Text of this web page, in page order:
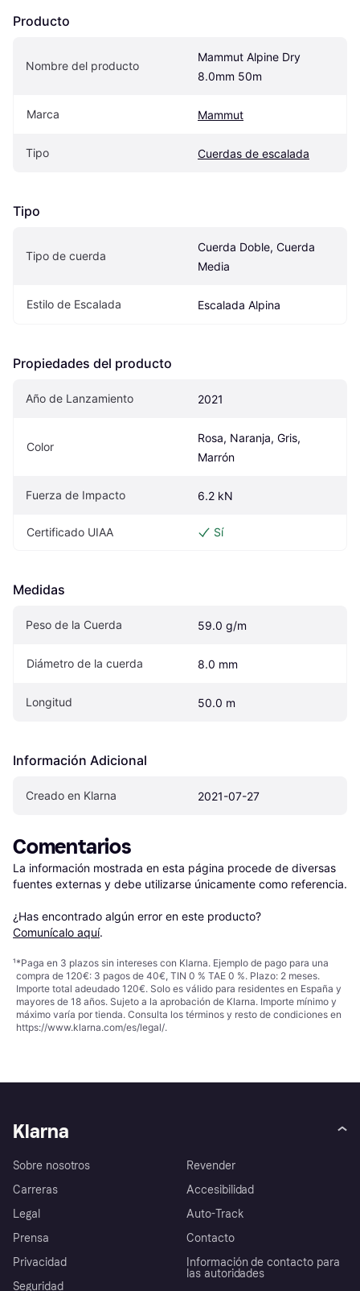
Producto
Nombre del producto
Mammut Alpine Dry
8.0mm 50m
Marca Mammut
Tipo Cuerdas de escalada
Tipo
Tipo de cuerda
Cuerda Doble, Cuerda
Media
Estilo de Escalada Escalada Alpina
Propiedades del producto
Año de Lanzamiento 2021
Color
Rosa, Naranja, Gris,
Marrón
Fuerza de Impacto 6.2 kN
Certificado UIAA Sí
Medidas
Peso de la Cuerda 59.0 g/m
Diámetro de la cuerda 8.0 mm
Longitud 50.0 m
Información Adicional
Creado en Klarna 2021-07-27
Comentarios
La información mostrada en esta página procede de diversas
fuentes externas y debe utilizarse únicamente como referencia.
¿Has encontrado algún error en este producto?
Comunícalo aquí.
¹*Paga en 3 plazos sin intereses con Klarna. Ejemplo de pago para una
compra de 120€: 3 pagos de 40€, TIN 0 % TAE 0 %. Plazo: 2 meses.
Importe total adeudado 120€. Solo es válido para residentes en España y
mayores de 18 años. Sujeto a la aprobación de Klarna. Importe mínimo y
máximo varía por tienda. Consulta los términos y resto de condiciones en
https://www.klarna.com/es/legal/.
Klarna
Sobre nosotros
Carreras
Legal
Prensa
Privacidad
Seguridad
Revender
Accesibilidad
Auto-Track
Contacto
Información de contacto para
las autoridades